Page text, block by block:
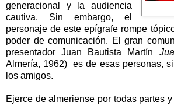
generacional y la audiencia
cautiva. Sin embargo, el
personaje de este epígrafe rompe
poder de comunicación. El gran
presentador Juan Bautista Martín
Almería, 1962) es de esas personas,
los amigos.
Ejerce de almeriense por todas partes